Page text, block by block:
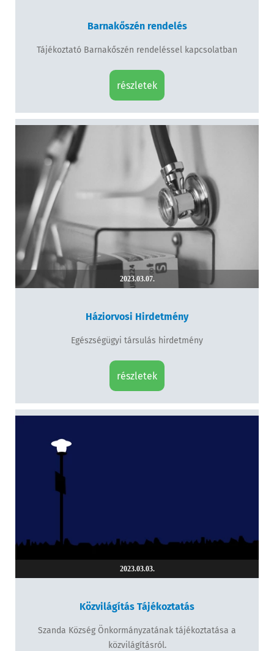
Barnakőszén rendelés
Tájékoztató Barnakőszén rendeléssel kapcsolatban
részletek
2023.03.07.
Háziorvosi Hirdetmény
Egészségügyi társulás hirdetmény
részletek
2023.03.03.
Közvilágítás Tájékoztatás
Szanda Község Önkormányzatának tájékoztatása a
közvilágításról.